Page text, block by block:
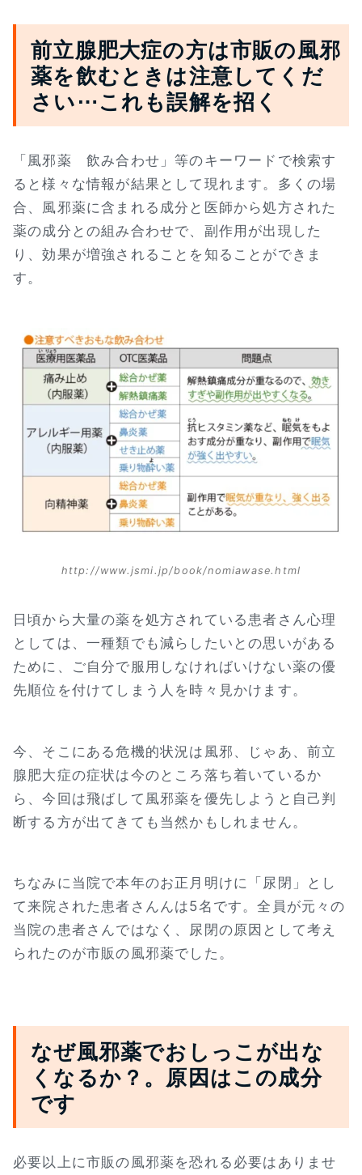
前立腺肥大症の方は市販の風邪
薬を飲むときは注意してくだ
さい⋯これも誤解を招く
「風邪薬 飲み合わせ」等のキーワードで検索す
ると様々な情報が結果として現れます。多くの場
合、風邪薬に含まれる成分と医師から処方された
薬の成分との組み合わせで、副作用が出現した
り、効果が増強されることを知ることができま
す。
http://www.jsmi.jp/book/nomiawase.html
日頃から大量の薬を処方されている患者さん心理
としては、一種類でも減らしたいとの思いがある
ために、ご自分で服用しなければいけない薬の優
先順位を付けてしまう人を時々見かけます。
今、そこにある危機的状況は風邪、じゃあ、前立
腺肥大症の症状は今のところ落ち着いているか
ら、今回は飛ばして風邪薬を優先しようと自己判
断する方が出てきても当然かもしれません。
ちなみに当院で本年のお正月明けに「尿閉」とし
て来院された患者さんんは5名です。全員が元々の
当院の患者さんではなく、尿閉の原因として考え
られたのが市販の風邪薬でした。
なぜ風邪薬でおしっこが出な
くなるか？。原因はこの成分
です
必要以上に市販の風邪薬を恐れる必要はありませ